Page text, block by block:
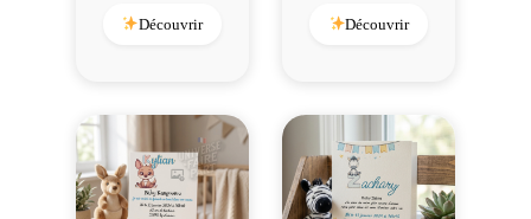
Découvrir Découvrir